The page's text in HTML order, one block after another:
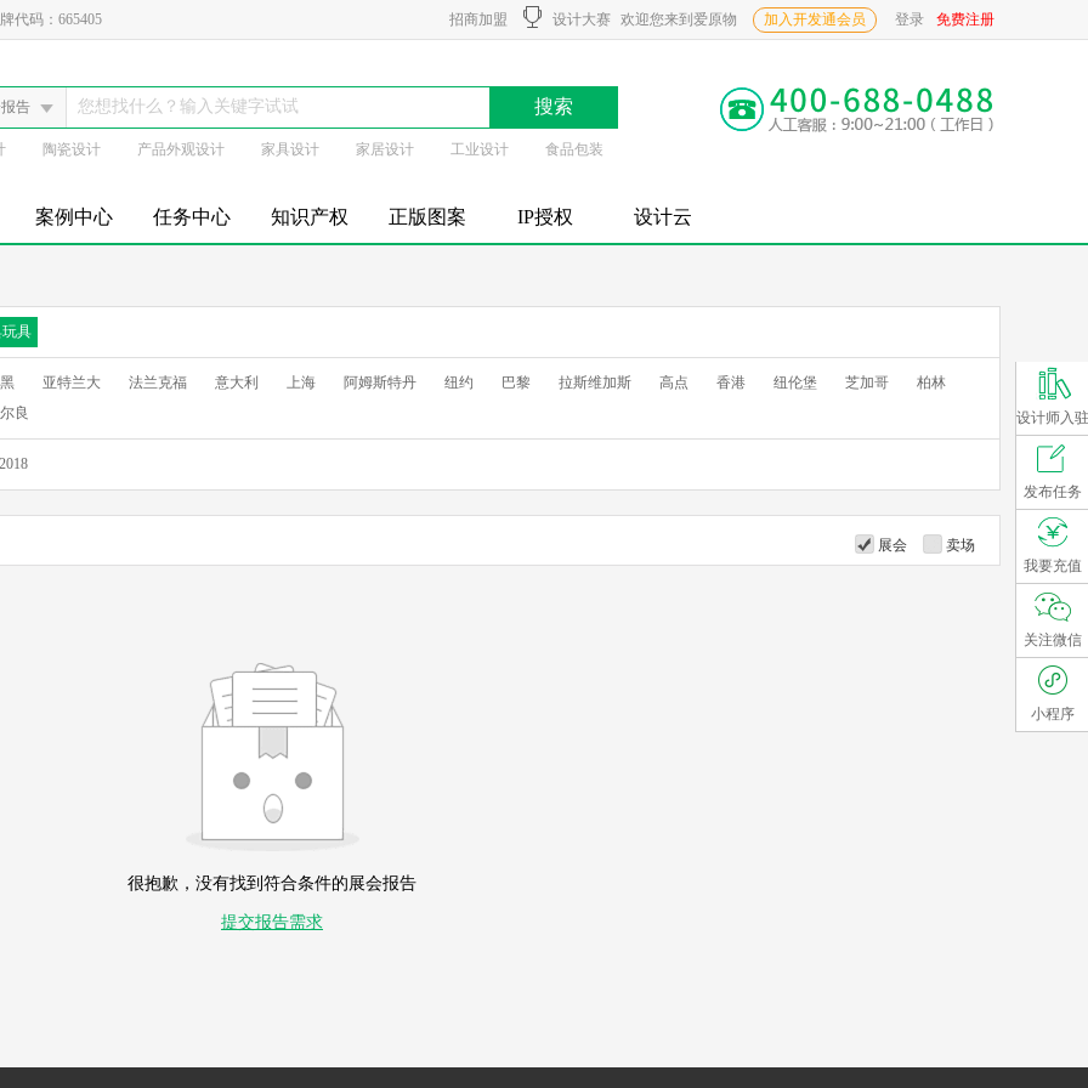
代码：665405 招商加盟 设计大赛 欢迎您来到爱原物 加入开发通会员 免费注册
登录
告
陶瓷设计 产品外观设计 家具设计 家居设计 工业设计 食品包装
案例中心 任务中心 知识产权 正版图案 IP授权 设计云
具
亚特兰大 法兰克福 意大利 上海 阿姆斯特丹 纽约 巴黎 拉斯维加斯 高点 香港 纽伦堡 芝加哥
柏林
良
2018
展会 卖场
很抱歉，没有找到符合条件的展会报告
提交报告需求
设计师入驻
发布任务
我要充值
关注微信
小程序